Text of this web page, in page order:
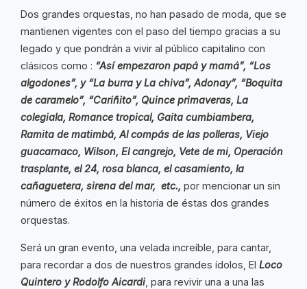
Dos grandes orquestas, no han pasado de moda, que se
mantienen vigentes con el paso del tiempo gracias a su
legado y que pondrán a vivir al público capitalino con
clásicos como : “Así empezaron papá y mamá”, “Los
algodones”, y “La burra y La chiva”, Adonay”, “Boquita
de caramelo”, “Cariñito”, Quince primaveras, La
colegiala, Romance tropical, Gaita cumbiambera,
Ramita de matimbá, Al compás de las polleras, Viejo
guacarnaco, Wilson, El cangrejo, Vete de mi, Operación
trasplante, el 24, rosa blanca, el casamiento, la
cañaguetera, sirena del mar, etc., por mencionar un sin
número de éxitos en la historia de éstas dos grandes
orquestas.
Será un gran evento, una velada increíble, para cantar,
para recordar a dos de nuestros grandes ídolos, El Loco
Quintero y Rodolfo Aicardi, para revivir una a una las